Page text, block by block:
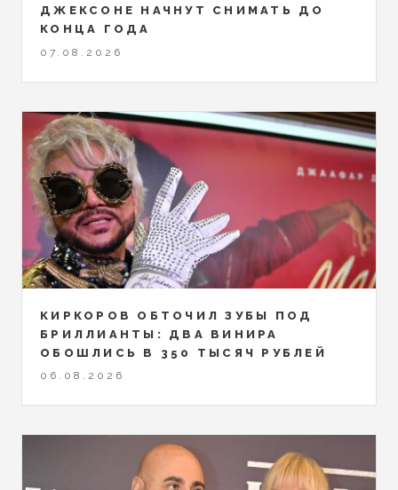
ДЖЕКСОНЕ НАЧНУТ СНИМАТЬ ДО
КОНЦА ГОДА
07.08.2026
КИРКОРОВ ОБТОЧИЛ ЗУБЫ ПОД
БРИЛЛИАНТЫ: ДВА ВИНИРА
ОБОШЛИСЬ В 350 ТЫСЯЧ РУБЛЕЙ
06.08.2026